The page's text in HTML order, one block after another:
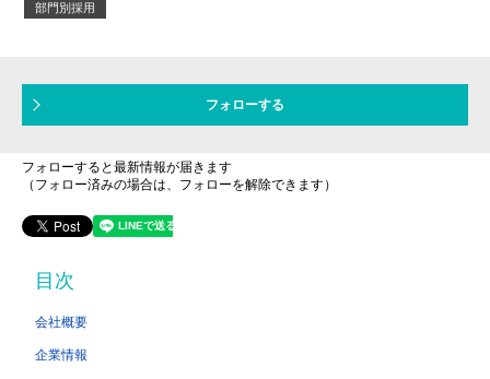
部門別採用
フォローする
フォローすると最新情報が届きます
（フォロー済みの場合は、フォローを解除できます）
目次
会社概要
企業情報